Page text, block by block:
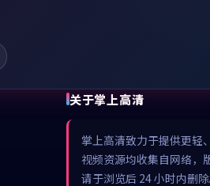
关于掌上高清
掌上高清致力于提供更轻
视频资源均收集自网络，
请于浏览后 24 小时内删